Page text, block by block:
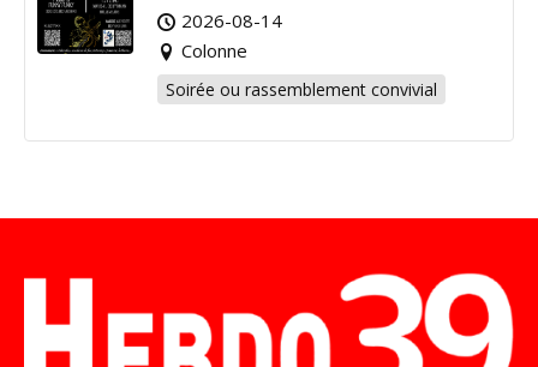
2026-08-14
Colonne
Soirée ou rassemblement convivial